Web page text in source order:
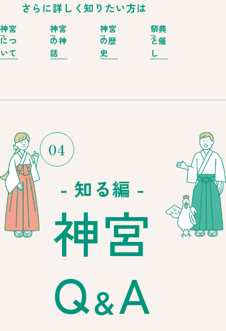
さらに詳しく知りたい方は
神宮
につ
いて
神宮
の神
話
神宮
の歴
史
祭典
と催
し
04
- 知る編 -
神宮
Q＆A